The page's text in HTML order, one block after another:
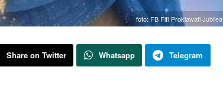
foto: FB Fifi Proklawati Jubilea
Share on Twitter Whatsapp Telegram